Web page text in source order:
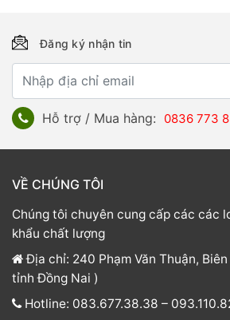
Đăng ký nhận tin
Hỗ trợ / Mua hàng: 0836 773
VỀ CHÚNG TÔI
Chúng tôi chuyên cung cấp các các
khẩu chất lượng
Địa chỉ: 240 Phạm Văn Thuận,
tỉnh Đồng Nai )
Hotline: 083.677.38.38 –